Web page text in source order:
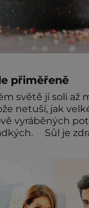
přiměřeně
světě jí soli až
netuší, jak
vyráběných
Sůl je
složky– sodík a